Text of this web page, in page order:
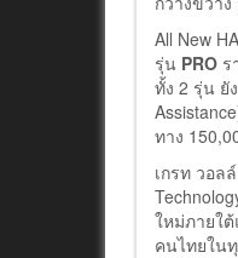
All New
รุ่น PRO ร
ทั้ง 2 รุ่น ยั
ทาง
เกรท วอล
ใหม่ภายใ
คนไทยใน